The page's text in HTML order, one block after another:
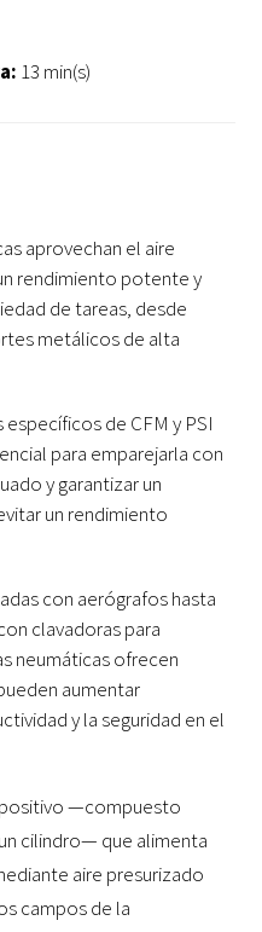
13 min(s)
aprovechan el aire
rendimiento potente y
de tareas, desde
metálicos de alta
de CFM y PSI
para emparejarla con
y garantizar un
un rendimiento
con aerógrafos hasta
clavadoras para
neumáticas ofrecen
aumentar
y la seguridad en el
—compuesto
cilindro— que alimenta
aire presurizado
campos de la